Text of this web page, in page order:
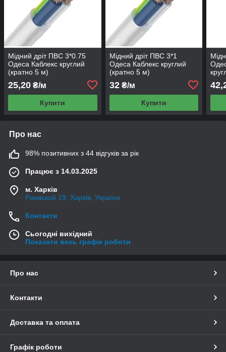
Мідний дріт ПВС 3*0.75
Одеса Каблекс круглий
(кратно 5 м)
25,20 ₴/м
Купити
Мідний дріт ПВС 3*1
Одеса Каблекс круглий
(кратно 5 м)
32₴/м
Купити
Про нас
98% позитивних з 44 відгуків за рік
Працює з 14.03.2025
м. Харків
Раевской 19, Харків, Україна
Контакти
Сьогодні вихідний
Показати весь графік роботи
Про нас
Контакти
Доставка та оплата
Графік роботи